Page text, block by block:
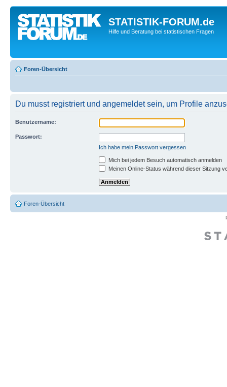
STATISTIK-FORUM.de
Hilfe und Beratung bei statistischen Fragen
Foren-Übersicht
Du musst registriert und angemeldet sein, um Profile
Benutzername:
Passwort:
Ich habe mein Passwort vergessen
Mich bei jedem Besuch automatisch anmelden
Meinen Online-Status während dieser Sitzung
Foren-Übersicht